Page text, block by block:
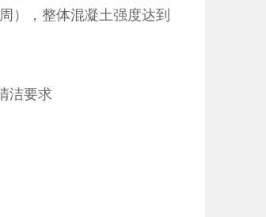
），整体混凝土强度达到
洁要求